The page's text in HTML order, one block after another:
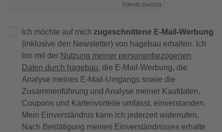
Friendly Captcha
Ich möchte auf mich zugeschnittene E-Mail-Werbung
(inklusive den Newsletter) von hagebau erhalten. Ich
bin mit der Nutzung meiner personenbezogenen
Daten durch hagebau, die E-Mail-Werbung, die
Analyse meines E-Mail-Umgangs sowie die
Zusammenführung und Analyse meiner Kaufdaten,
Coupons und Kartenvorteile umfasst, einverstanden.
Mein Einverständnis kann ich jederzeit widerrufen.
Nach Bestätigung meines Einverständnisses erhalte